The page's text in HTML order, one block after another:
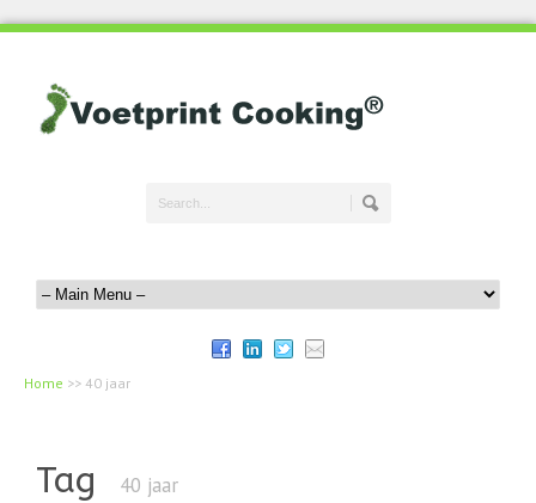
Home >> 40 jaar
Tag 40 jaar